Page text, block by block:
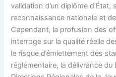
validation d’un diplôme d’État,
reconnaissance nationale et
Cependant, la profusion des
interroge sur la qualité réelle
le risque d’émiettement des
réglementaire, la délivrance du